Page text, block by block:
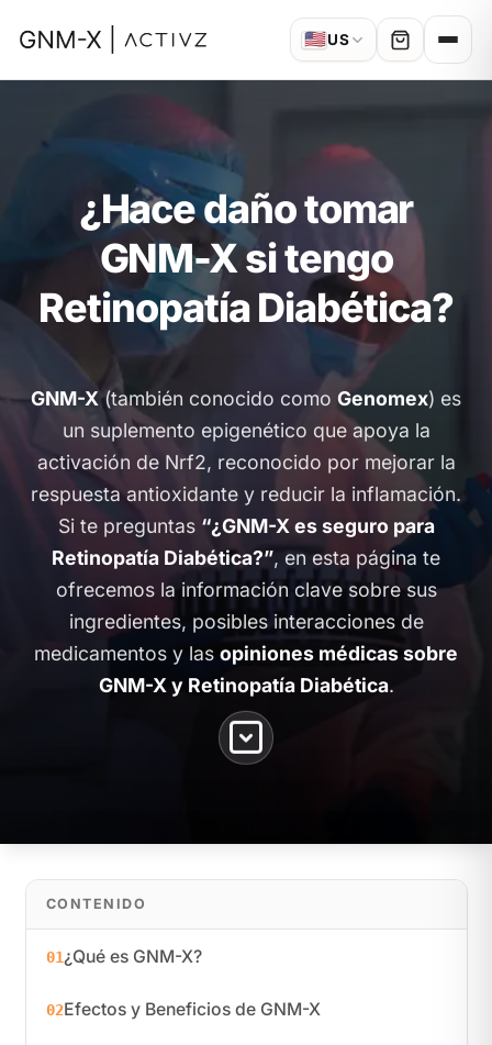
🇺🇸US
¿Hace daño tomar
GNM-X si tengo
Retinopatía Diabética?
GNM-X(también conocido como Genomex) es
un suplemento epigenético que apoya la
activación de Nrf2, reconocido por mejorar la
respuesta antioxidante y reducir la inflamación.
Si te preguntas “¿GNM-X es seguro para
Retinopatía Diabética?”, en esta página te
ofrecemos la información clave sobre sus
ingredientes, posibles interacciones de
medicamentos y las opiniones médicas sobre
GNM-X y Retinopatía Diabética.
CONTENIDO
01¿Qué es GNM-X?
02Efectos y Beneficios de GNM-X